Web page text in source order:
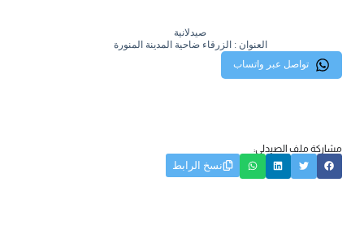
صيدلانية
العنوان : الزرقاء ضاحية المدينة المنورة
تواصل عبر واتساب
مشاركة ملف الصيدلي:
نسخ الرابط